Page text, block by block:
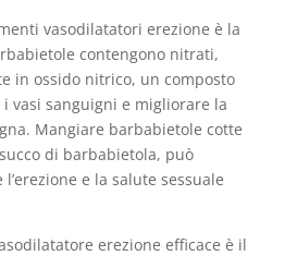
vasodilatatori erezione è la
contengono nitrati,
in ossido nitrico, un composto
vasi sanguigni e migliorare la
Mangiare barbabietole cotte
di barbabietola, può
e la salute sessuale
erezione efficace è il